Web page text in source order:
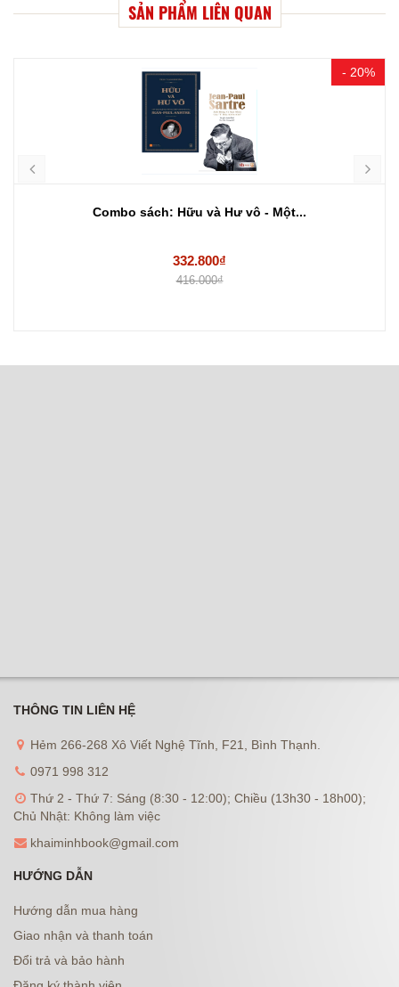
SẢN PHẨM LIÊN QUAN
- 20%
Combo sách: Hữu và Hư vô - Một...
332.800₫
416.000₫
THÔNG TIN LIÊN HỆ
Hẻm 266-268 Xô Viết Nghệ Tĩnh, F21, Bình Thạnh.
0971 998 312
Thứ 2 - Thứ 7: Sáng (8:30 - 12:00); Chiều (13h30 - 18h00);
Chủ Nhật: Không làm việc
khaiminhbook@gmail.com
HƯỚNG DẪN
Hướng dẫn mua hàng
Giao nhận và thanh toán
Đổi trả và bảo hành